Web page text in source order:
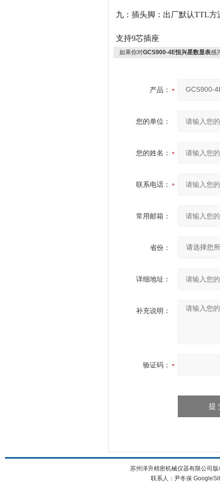
九：插头脚：出厂默认TTL方
支持9芯插座
如果你对GCS900-4E恒兴星数显表感
产品：
您的单位：
您的姓名：
联系电话：
常用邮箱：
省份：
详细地址：
补充说明：
验证码：
苏州泽升精密机械仪器有限公司
联系人：尹冬保